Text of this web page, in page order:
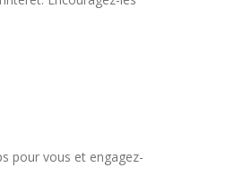
pour vous et engagez-